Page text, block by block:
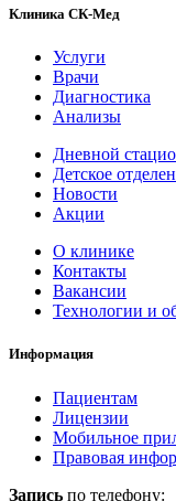
Клиника СК-Мед
Услуги
Врачи
Диагностика
Анализы
Дневной
Детское
Новости
Акции
О клинике
Контакты
Вакансии
Технологии и
Информация
Пациентам
Лицензии
Мобильное
Правовая
Запись по телефону: